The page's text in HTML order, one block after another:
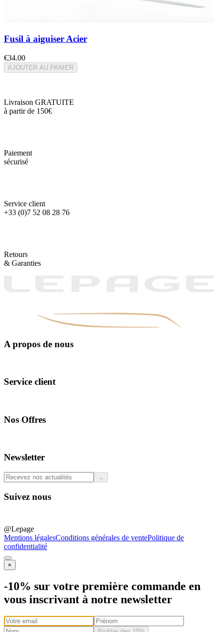
Fusil à aiguiser Acier
€34.00
AJOUTER AU PANIER
Livraison GRATUITE
à partir de 150€
Paiement
sécurisé
Service client
+33 (0)7 52 08 28 76
Retours
& Garanties
A propos de nous
Service client
Nos Offres
Newsletter
→
Suivez nous
@Lepage
Mentions légalesConditions générales de ventePolitique de
confidentialité
×
-10% sur votre première commande en
vous inscrivant à notre newsletter